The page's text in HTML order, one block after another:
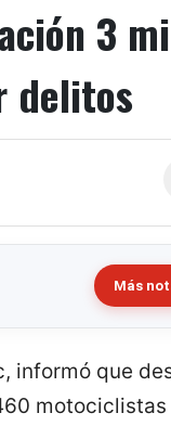
3
delitos
Más
informó que